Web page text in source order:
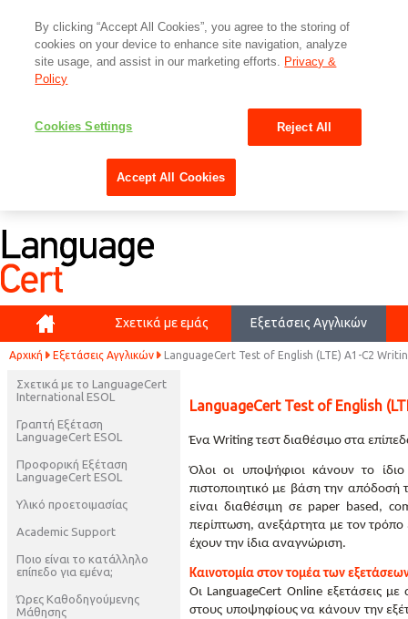
ΑρχικήΣχετικά με εμάς Εξετάσεις Αγγλικών
Αρχική Εξετάσεις Αγγλικών LanguageCert Test of English (LTE) A1-C2
Σχετικά με το LanguageCert
International ESOL
Γραπτή Εξέταση
LanguageCert ESOL
Προφορική Εξέταση
LanguageCert ESOL
Υλικό προετοιμασίας
Academic Support
Ποιο είναι το κατάλληλο
επίπεδο για εμένα;
Ώρες Καθοδηγούμενης
Μάθησης
LanguageCert Test of English
Ένα Writingτεστ διαθέσιμο στα
Όλοι οι υποψήφιοι κάνουν το
πιστοποιητικό με βάση την
είναι διαθέσιμη σε paper based,
περίπτωση, ανεξάρτητα με τον τρόπο
έχουν την ίδια αναγνώριση.
Καινοτομία στον τομέα των
Οι LanguageCert Onlineεξετάσεις με
στους υποψηφίους να κάνουν την
By clicking “Accept All Cookies”, you agree to the storing of
cookies on your device to enhance site navigation, analyze
site usage, and assist in our marketing efforts. Privacy &
Policy
Cookies Settings Reject All
Accept All Cookies